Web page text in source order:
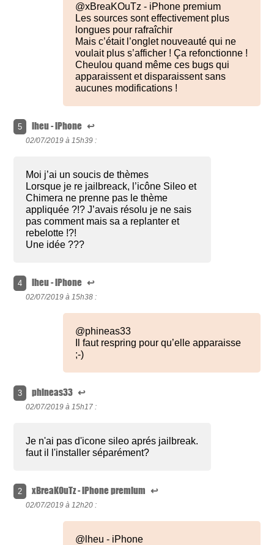
@xBreaKOuTz - iPhone premium
Les sources sont effectivement plus
longues pour rafraîchir
Mais c’était l’onglet nouveauté qui ne
voulait plus s’afficher ! Ça refonctionne !
Cheulou quand même ces bugs qui
apparaissent et disparaissent sans
aucunes modifications !
5 lheu - iPhone ↩
02/07/2019 à 15h39 :
Moi j’ai un soucis de thèmes
Lorsque je re jailbreack, l’icône Sileo et
Chimera ne prenne pas le thème
appliquée ?!? J’avais résolu je ne sais
pas comment mais sa a replanter et
rebelotte !?!
Une idée ???
4 lheu - iPhone ↩
02/07/2019 à 15h38 :
@phineas33
Il faut respring pour qu’elle apparaisse
;-)
3 phineas33 ↩
02/07/2019 à 15h17 :
Je n'ai pas d'icone sileo aprés jailbreak.
faut il l'installer séparément?
2 xBreaKOuTz - iPhone premium ↩
02/07/2019 à 12h20 :
@lheu - iPhone